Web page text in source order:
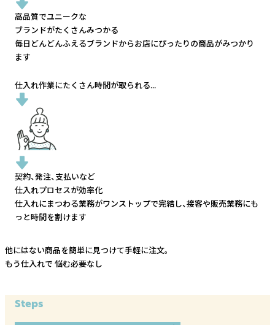
高品質でユニークな
ブランドがたくさんみつかる
毎日どんどんふえるブランドからお店にぴったりの商品がみつかり
ます
仕入れ作業にたくさん時間が取られる...
契約、発注、支払いなど
仕入れプロセスが効率化
仕入れにまつわる業務がワンストップで完結し、接客や販売業務にも
っと時間を割けます
他にはない商品を簡単に見つけて手軽に注文。
もう仕入れで 悩む必要なし
Steps